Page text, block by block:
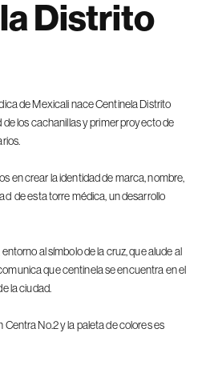
Distrito
de Mexicali nace Centinela Distrito
de los cachanillas y primer proyecto de
en crear la identidad de marca, nombre,
de esta torre médica, un desarrollo
al símbolo de la cruz, que alude al
que centinela se encuentra en el
la ciudad.
No.2 y la paleta de colores es